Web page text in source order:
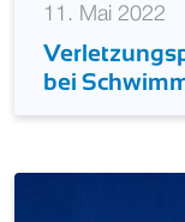
11. Mai 2022
bei